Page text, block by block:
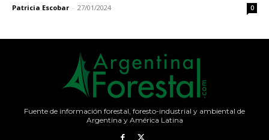
Patricia Escobar - 27/01/2024 0
Fuente de información forestal, foresto-industrial y ambiental de
Argentina y América Latina